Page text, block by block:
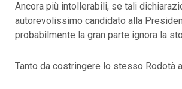
Ancora più intollerabili, se tali
autorevolissimo candidato alla
probabilmente la gran parte ignora la
Tanto da costringere lo stesso Rodotà